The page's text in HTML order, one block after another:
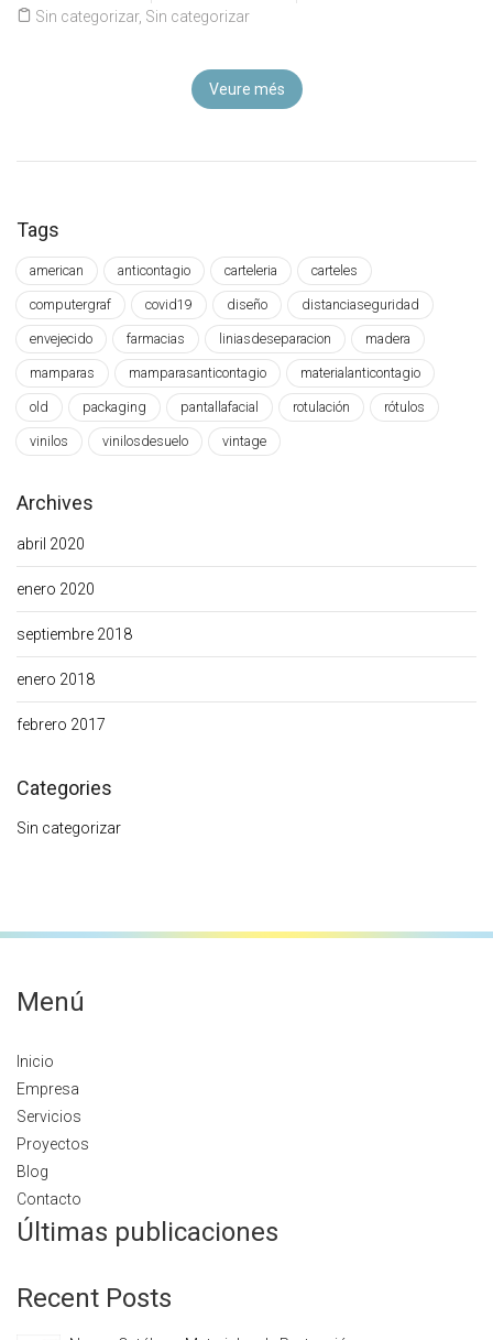
Sin categorizar, Sin categorizar
Veure més
Tags
american anticontagio carteleria carteles
computergraf covid19 diseño distanciaseguridad
envejecido farmacias liniasdeseparacion madera
mamparas mamparasanticontagio materialanticontagio
old packaging pantallafacial rotulación rótulos
vinilos vinilosdesuelo vintage
Archives
abril 2020
enero 2020
septiembre 2018
enero 2018
febrero 2017
Categories
Sin categorizar
Menú
Inicio
Empresa
Servicios
Proyectos
Blog
Contacto
Últimas publicaciones
Recent Posts